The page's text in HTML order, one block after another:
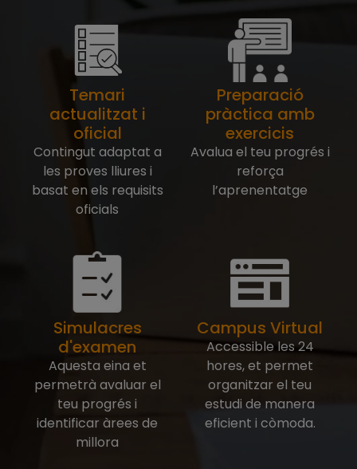
Temari
actualitzat i
oficial
Contingut adaptat a
les proves lliures i
basat en els requisits
oficials
Preparació
pràctica amb
exercicis
Avalua el teu progrés i
reforça
l’aprenentatge
Simulacres
d'examen
Aquesta eina et
permetrà avaluar el
teu progrés i
identificar àrees de
millora
Campus Virtual
Accessible les 24
hores, et permet
organitzar el teu
estudi de manera
eficient i còmoda.